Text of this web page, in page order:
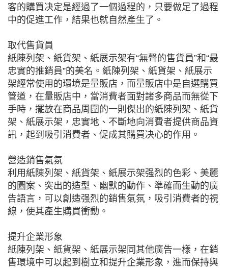
客的購買决定是經過了一個過程的，只要做足了過程
中的促進工作，結果也就自然產生了。
取代售貨員
紙陳列架、紙貨架、紙展示架有“無聲的售貨員”和“最
忠實的推銷員”的美名。紙陳列架、紙貨架、紙展示
架經常使用的環境是量販店，而量販店中是自選購買
管道，在量販店中，當消費者面對諸多商品而無從下
手時，擺放在商品周圍的一則傑出的紙陳列架、紙貨
架、紙展示架，忠實地、不斷地向消費者提供商品資
訊，起到吸引消費者、促成其購買决心的作用。
營造銷售氣氛
利用紙陳列架、紙貨架、紙展示架强烈的色彩、美麗
的圖案、突出的造型、幽默的動作、準確而生動的廣
告語言，可以創造强烈的銷售氣氛，吸引消費者的視
線，使其產生購買衝動。
提升企業形象
紙陳列架、紙貨架、紙展示架同其他廣告一樣，在銷
售環境中可以起到樹立和提升企業形象，進而保持與